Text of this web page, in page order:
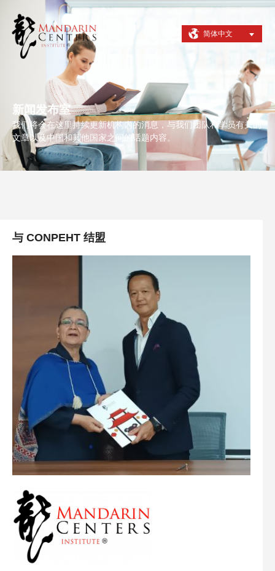
简体中文
新闻发布室
我们将会在这里持续更新机构内的消息，与我们团队和学员有关的
文章以及中国和其他国家之间的话题内容。
与 CONPEHT 结盟